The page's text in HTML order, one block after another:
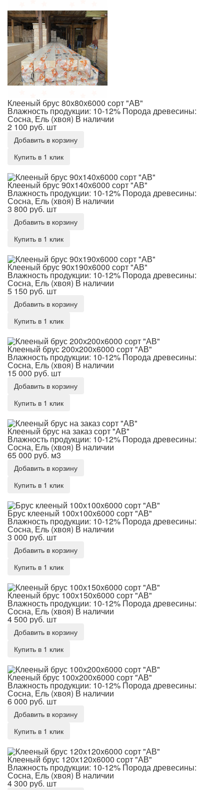
Клееный брус 80х80х6000 сорт "АВ"
Влажность продукции: 10-12% Порода древесины:
Сосна, Ель (хвоя) В наличии
2 100 руб. шт
Добавить в корзину
Купить в 1 клик
Клееный брус 90х140х6000 сорт "АВ"
Влажность продукции: 10-12% Порода древесины:
Сосна, Ель (хвоя) В наличии
3 800 руб. шт
Добавить в корзину
Купить в 1 клик
Клееный брус 90х190х6000 сорт "АВ"
Влажность продукции: 10-12% Порода древесины:
Сосна, Ель (хвоя) В наличии
5 150 руб. шт
Добавить в корзину
Купить в 1 клик
Клееный брус 200х200х6000 сорт "АВ"
Влажность продукции: 10-12% Порода древесины:
Сосна, Ель (хвоя) В наличии
15 000 руб. шт
Добавить в корзину
Купить в 1 клик
Клееный брус на заказ сорт "АВ"
Влажность продукции: 10-12% Порода древесины:
Сосна, Ель (хвоя) В наличии
65 000 руб. м3
Добавить в корзину
Купить в 1 клик
Брус клееный 100х100х6000 сорт "АВ"
Влажность продукции: 10-12% Порода древесины:
Сосна, Ель (хвоя) В наличии
3 000 руб. шт
Добавить в корзину
Купить в 1 клик
Клееный брус 100х150х6000 сорт "АВ"
Влажность продукции: 10-12% Порода древесины:
Сосна, Ель (хвоя) В наличии
4 500 руб. шт
Добавить в корзину
Купить в 1 клик
Клееный брус 100х200х6000 сорт "АВ"
Влажность продукции: 10-12% Порода древесины:
Сосна, Ель (хвоя) В наличии
6 000 руб. шт
Добавить в корзину
Купить в 1 клик
Клееный брус 120х120х6000 сорт "АВ"
Влажность продукции: 10-12% Порода древесины:
Сосна, Ель (хвоя) В наличии
4 300 руб. шт